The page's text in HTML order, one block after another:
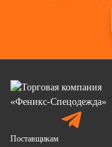
Поставщикам